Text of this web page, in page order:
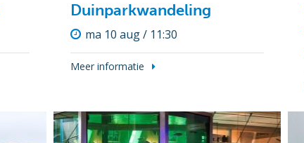
Duinparkwandeling
ma 10 aug / 11:30
Meer informatie